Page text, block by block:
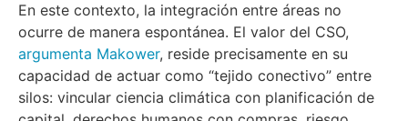
En este contexto, la integración entre áreas no
ocurre de manera espontánea. El valor del CSO,
argumenta Makower, reside precisamente en su
capacidad de actuar como “tejido conectivo” entre
silos: vincular ciencia climática con planificación de